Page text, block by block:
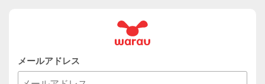
メールアドレス